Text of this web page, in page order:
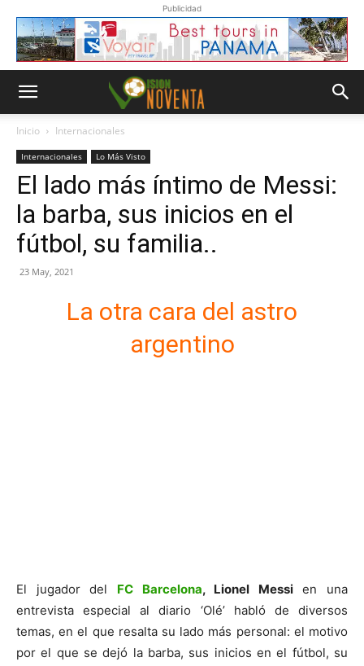
Publicidad
Inicio Internacionales
Internacionales Lo Más Visto
El lado más íntimo de Messi:
la barba, sus inicios en el
fútbol, su familia..
23 May, 2021
La otra cara del astro
argentino
El jugador del FC Barcelona, Lionel Messien una
entrevista especial al diario ‘Olé’ habló de diversos
temas, en el que resalta su lado más personal: el motivo
por el que se dejó la barba, sus inicios en el fútbol, su